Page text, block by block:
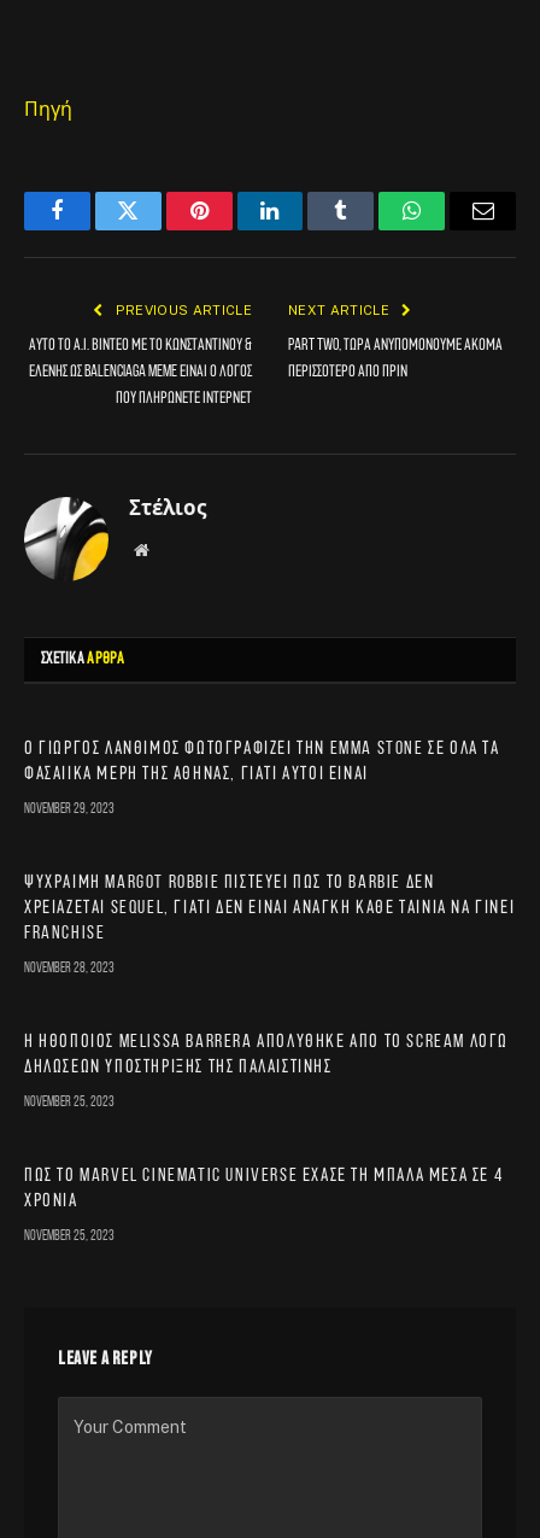
Πηγή
FacebookTwitter PinterestLinkedInTumblr WhatsApp
PREVIOUS ARTICLE
Αυτό το Α.Ι. βίντεο με το Κωνσταντίνου &
Ελένης ως Balenciaga meme είναι ο λόγος
που πληρώνετε ίντερνετ
NEXT ARTICLE
Part Two, τώρα ανυπομονούμε ακόμα
περισσότερο από πριν
Στέλιος
Website
ΣΧΕΤΙΚΑΑΡΘΡΑ
Ο Γιώργος Λάνθιμος φωτογραφίζει την Emma Stone σε όλα τα
φασαίικα μέρη της Αθήνας, γιατί αυτοί είναι
November 29, 2023
Ψύχραιμη Margot Robbie πιστεύει πως το Barbie δεν
χρειάζεται sequel, γιατί δεν είναι ανάγκη κάθε ταινία να γίνει
franchise
November 28, 2023
Η ηθοποιός Melissa Barrera απολύθηκε από το Scream λόγω
δηλώσεων υποστήριξης της Παλαιστίνης
November 25, 2023
Πώς το Marvel Cinematic Universe έχασε τη μπάλα μέσα σε 4
χρόνια
November 25, 2023
LEAVE A REPLY